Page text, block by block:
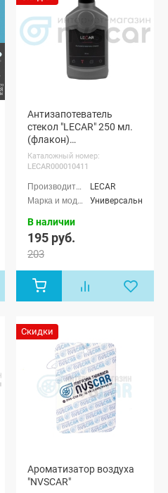
Антизапотеватель
стекол "LECAR" 250 мл.
(флакон)
(LECAR000010411)
Каталожный номер:
LECAR000010411
LECAR
Универсальные
В наличии
195 руб.
203
Скидки
Ароматизатор воздуха
"NVSCAR"